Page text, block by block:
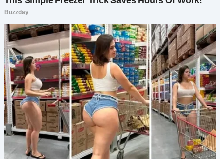
слабость. Не боль.
Вина.
Она не стала отрицать.
Слёзы жгли мои щёки.
— Почему? — прошептала я.
Её губы задрожали:
— Я боялась, доченька. Боялась, что ты меня